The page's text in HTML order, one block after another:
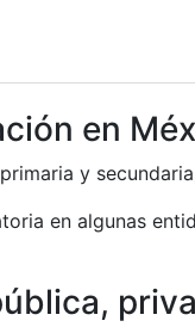
en
y
en algunas